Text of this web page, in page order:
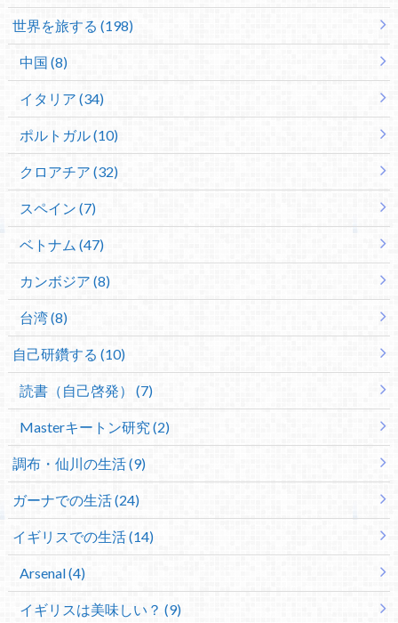
世界を旅する (198)
中国 (8)
イタリア (34)
ポルトガル (10)
クロアチア (32)
スペイン (7)
ベトナム (47)
カンボジア (8)
台湾 (8)
自己研鑽する (10)
読書（自己啓発） (7)
Masterキートン研究 (2)
調布・仙川の生活 (9)
ガーナでの生活 (24)
イギリスでの生活 (14)
Arsenal (4)
イギリスは美味しい？ (9)